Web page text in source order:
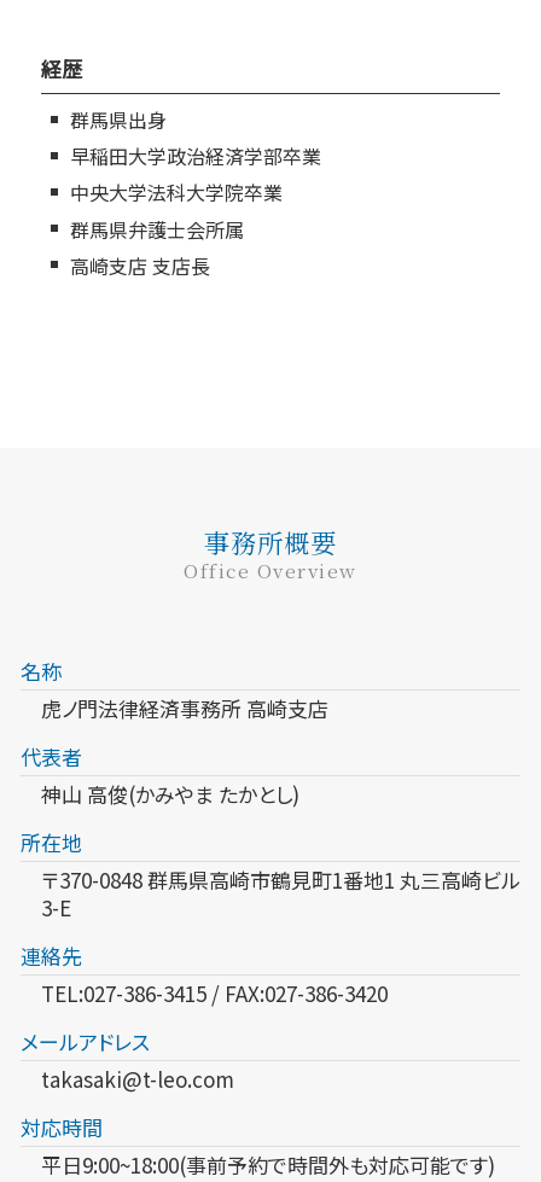
経歴
群馬県出身
早稲田大学政治経済学部卒業
中央大学法科大学院卒業
群馬県弁護士会所属
高崎支店 支店長
事務所概要
Office Overview
名称
虎ノ門法律経済事務所 高崎支店
代表者
神山 高俊(かみやま たかとし)
所在地
〒370-0848 群馬県高崎市鶴見町1番地1 丸三高崎ビル
3-E
連絡先
TEL:027-386-3415 / FAX:027-386-3420
メールアドレス
takasaki@t-leo.com
対応時間
平日9:00~18:00(事前予約で時間外も対応可能です)